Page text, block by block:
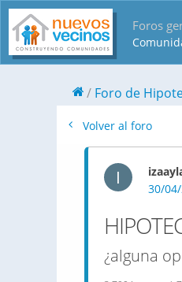
Foros
Foro de
Volver al foro
I
30/
¿alguna